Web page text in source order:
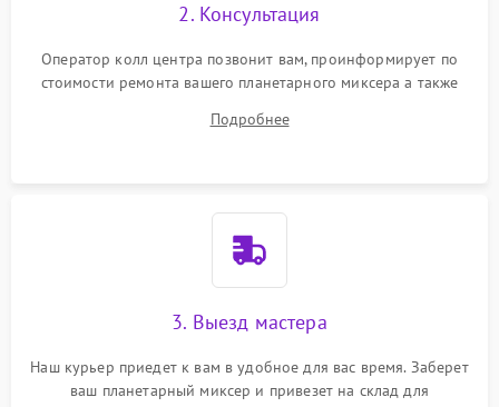
2. Консультация
Оператор колл центра позвонит вам, проинформирует по
стоимости ремонта вашего планетарного миксера а также
Подробнее
3. Выезд мастера
Наш курьер приедет к вам в удобное для вас время. Заберет
ваш планетарный миксер и привезет на склад для